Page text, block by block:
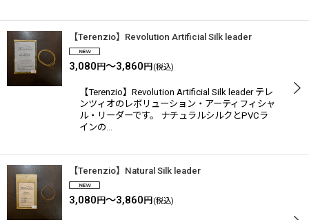
【Terenzio】Revolution Artificial Silk leader
3,080 円～3,860 円 (税込)
【Terenzio】Revolution Artificial Silk leader テレ
ンツィオのレボリューション・アーティフィシャ
ル・リーダーです。 ナチュラルシルクとPVCラ
インの…
【Terenzio】Natural Silk leader
3,080 円～3,860 円 (税込)